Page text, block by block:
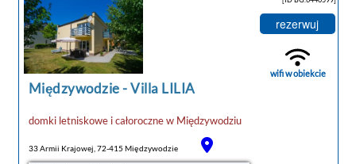
wyposażono w telewizor z płaskim ekranem.
Do dyspozycji Gości jest jadalnia, aneks
kuchenny z doskonałym wyposażeniem,
prywatna łazienka z prysznicem, bezpłatnym
zestawem kosmetyków i suszarką do włosów,
a także taras z widokiem na ogród.
Wyposażenie ...
Międzywodzie-Villa LILIA
domki letniskowe i całorocznew Międzywodziu
33 Armii Krajowej, 72-415 Międzywodzie
rezerwuj
wifi w obiekcie